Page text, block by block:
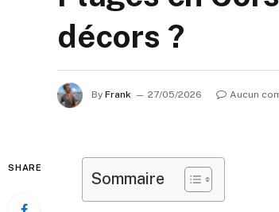
décors ?
By Frank 27/05/2026 Aucun
SHARE
Sommaire